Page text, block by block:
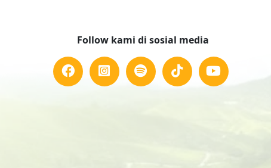
Follow kami di sosial media